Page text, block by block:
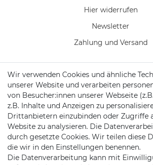
Hier widerrufen
Newsletter
Zahlung und Versand
KONTAKT
Telefon:04102 7789720
Mail:
Jochim-Klindt-Str. 5
Wir verwenden Cookies und ähnliche
unserer Website und verarbeiten
von Besucher:innen unserer Webseite
z.B. Inhalte und Anzeigen zu
Drittanbietern einzubinden oder Zugriffe
Website zu analysieren. Die
durch gesetzte Cookies. Wir teilen diese
die wir in den Einstellungen benennen.
Die Datenverarbeitung kann mit